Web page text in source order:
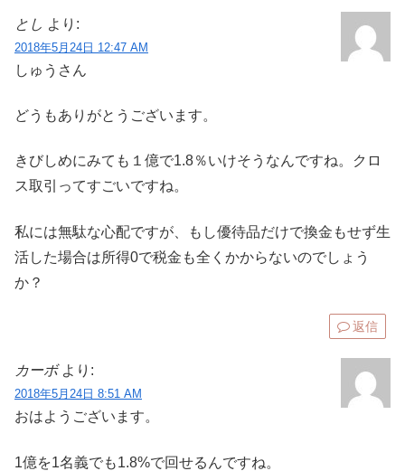
とし より:
2018年5月24日 12:47 AM
しゅうさん
どうもありがとうございます。
きびしめにみても１億で1.8％いけそうなんですね。クロ
ス取引ってすごいですね。
私には無駄な心配ですが、もし優待品だけで換金もせず生
活した場合は所得0で税金も全くかからないのでしょう
か？
返信
カーボ より:
2018年5月24日 8:51 AM
おはようございます。
1億を1名義でも1.8%で回せるんですね。